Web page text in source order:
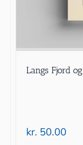
Langs Fjord
kr. 50.00